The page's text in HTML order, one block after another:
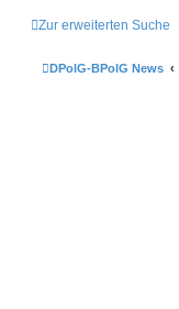
Zur erweiterten Suche
DPolG-BPolG News